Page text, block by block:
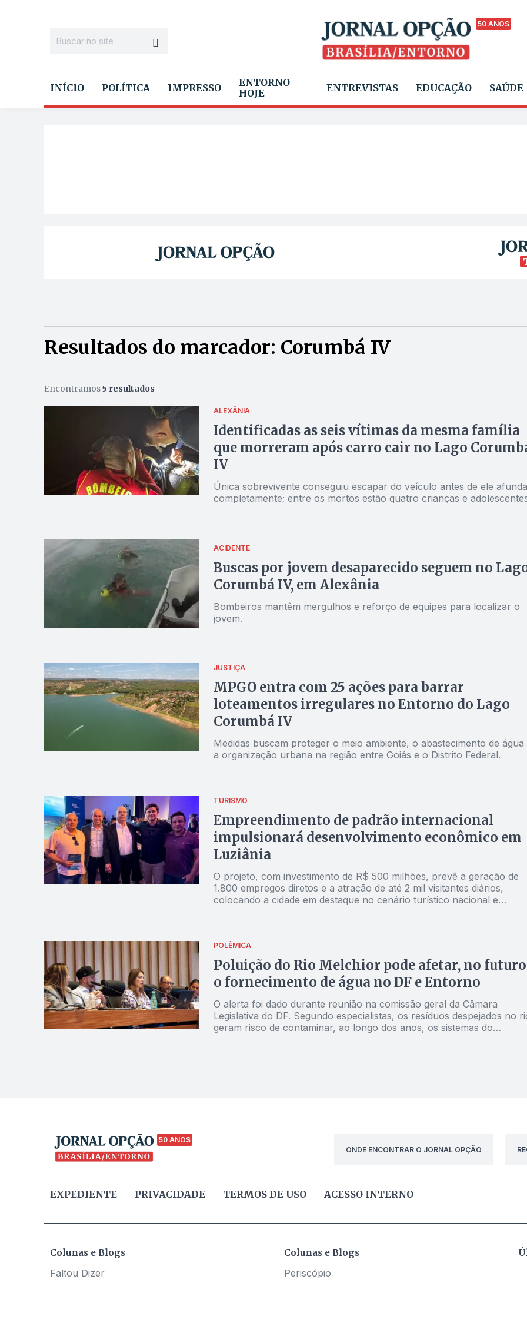
50 ANOS
INÍCIO POLÍTICA IMPRESSO
ENTORNO
HOJE
ENTREVISTAS EDUCAÇÃO SAÚDE
Resultados do marcador: Corumbá IV
Encontramos5 resultados
ALEXÂNIA
Identificadas as seis vítimas da mesma família
que morreram após carro cair no Lago
IV
Única sobrevivente conseguiu escapar do veículo antes de ele
completamente; entre os mortos estão quatro crianças e
ACIDENTE
Buscas por jovem desaparecido seguem no
Corumbá IV, em Alexânia
Bombeiros mantêm mergulhos e reforço de equipes para localizar o
jovem.
JUSTIÇA
MPGO entra com 25 ações para barrar
loteamentos irregulares no Entorno do Lago
Corumbá IV
Medidas buscam proteger o meio ambiente, o abastecimento de água
a organização urbana na região entre Goiás e o Distrito Federal.
TURISMO
Empreendimento de padrão internacional
impulsionará desenvolvimento econômico em
Luziânia
O projeto, com investimento de R$ 500 milhões, prevê a geração de
1.800 empregos diretos e a atração de até 2 mil visitantes diários,
colocando a cidade em destaque no cenário turístico nacional e
POLÊMICA
Poluição do Rio Melchior pode afetar, no
o fornecimento de água no DF e Entorno
O alerta foi dado durante reunião na comissão geral da Câmara
Legislativa do DF. Segundo especialistas, os resíduos despejados no
geram risco de contaminar, ao longo dos anos, os sistemas do
50 ANOS
ONDE ENCONTRAR O JORNAL OPÇÃO
EXPEDIENTE PRIVACIDADE TERMOS DE USO ACESSO INTERNO
Colunas e Blogs
Faltou Dizer
Colunas e Blogs
Periscópio